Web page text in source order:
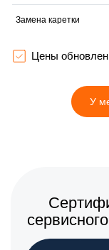
Замена каретки
Замена печатной
Замена термопленки
Цены
У